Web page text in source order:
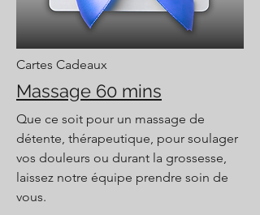
Cartes Cadeaux
Massage 60 mins
Que ce soit pour un massage de
détente, thérapeutique, pour soulager
vos douleurs ou durant la grossesse,
laissez notre équipe prendre soin de
vous.